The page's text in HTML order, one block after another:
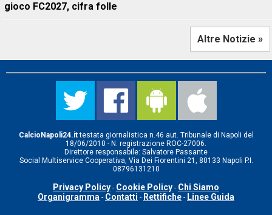
gioco FC2027, cifra folle
Altre Notizie »
CalcioNapoli24.ittestata giornalistica n.46 aut. Tribunale di Napoli del
18/06/2010 - N. registrazione ROC-27006.
Direttore responsabile: Salvatore Passante
Social Multiservice Cooperativa, Via Dei Fiorentini 21, 80133 Napoli P.I.
08796131210
Privacy Policy - Cookie Policy - Chi Siamo
Organigramma - Contatti - Rettifiche - Linee Guida